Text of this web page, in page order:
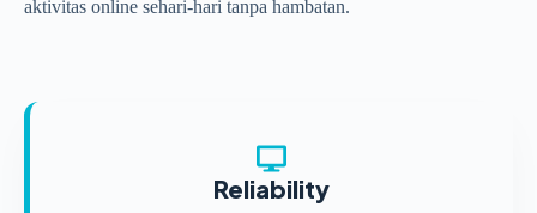
aktivitas online sehari-hari tanpa hambatan.
Reliability